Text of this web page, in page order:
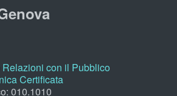
con il Pubblico
Certificata
010.1010